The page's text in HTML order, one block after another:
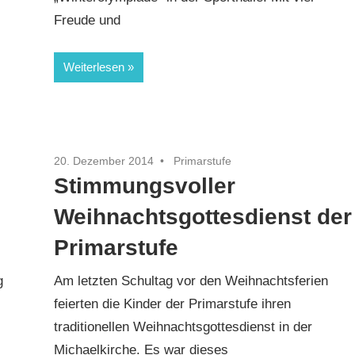
Freude und
Weiterlesen
20. Dezember 2014 Primarstufe
Stimmungsvoller
Weihnachtsgottesdienst der
Primarstufe
Am letzten Schultag vor den Weihnachtsferien
feierten die Kinder der Primarstufe ihren
traditionellen Weihnachtsgottesdienst in der
Michaelkirche. Es war dieses